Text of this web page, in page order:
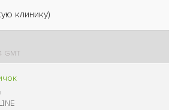
клинику)
GMT